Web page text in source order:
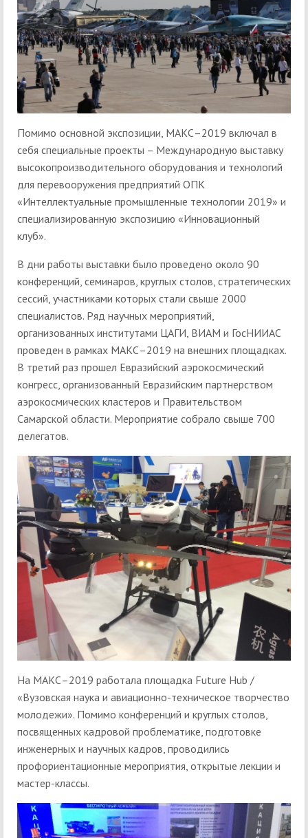
Помимо основной экспозиции, МАКС–2019 включал в
себя специальные проекты – Международную выставку
высокопроизводительного оборудования и технологий
для перевооружения предприятий ОПК
«Интеллектуальные промышленные технологии 2019» и
специализированную экспозицию «Инновационный
клуб».
В дни работы выставки было проведено около 90
конференций, семинаров, круглых столов, стратегических
сессий, участниками которых стали свыше 2000
специалистов. Ряд научных мероприятий,
организованных институтами ЦАГИ, ВИАМ и ГосНИИАС
проведен в рамках МАКС–2019 на внешних площадках.
В третий раз прошел Евразийский аэрокосмический
конгресс, организованный Евразийским партнерством
аэрокосмических кластеров и Правительством
Самарской области. Мероприятие собрало свыше 700
делегатов.
На МАКС–2019 работала площадка Future Hub /
«Вузовская наука и авиационно-техническое творчество
молодежи». Помимо конференций и круглых столов,
посвященных кадровой проблематике, подготовке
инженерных и научных кадров, проводились
профориентационные мероприятия, открытые лекции и
мастер-классы.